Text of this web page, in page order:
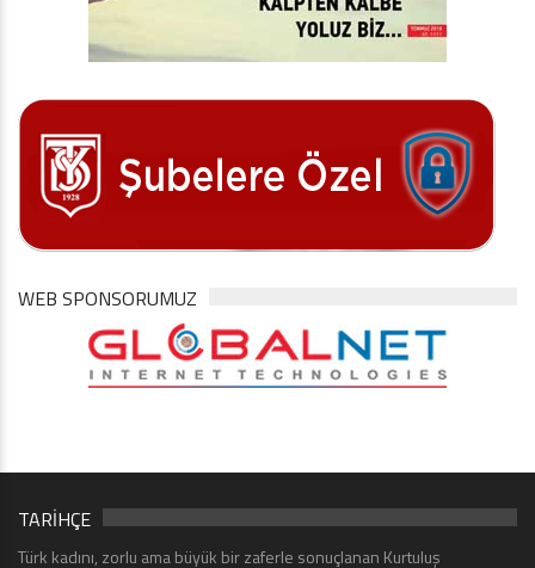
WEB SPONSORUMUZ
TARİHÇE
Türk kadını, zorlu ama büyük bir zaferle sonuçlanan Kurtuluş